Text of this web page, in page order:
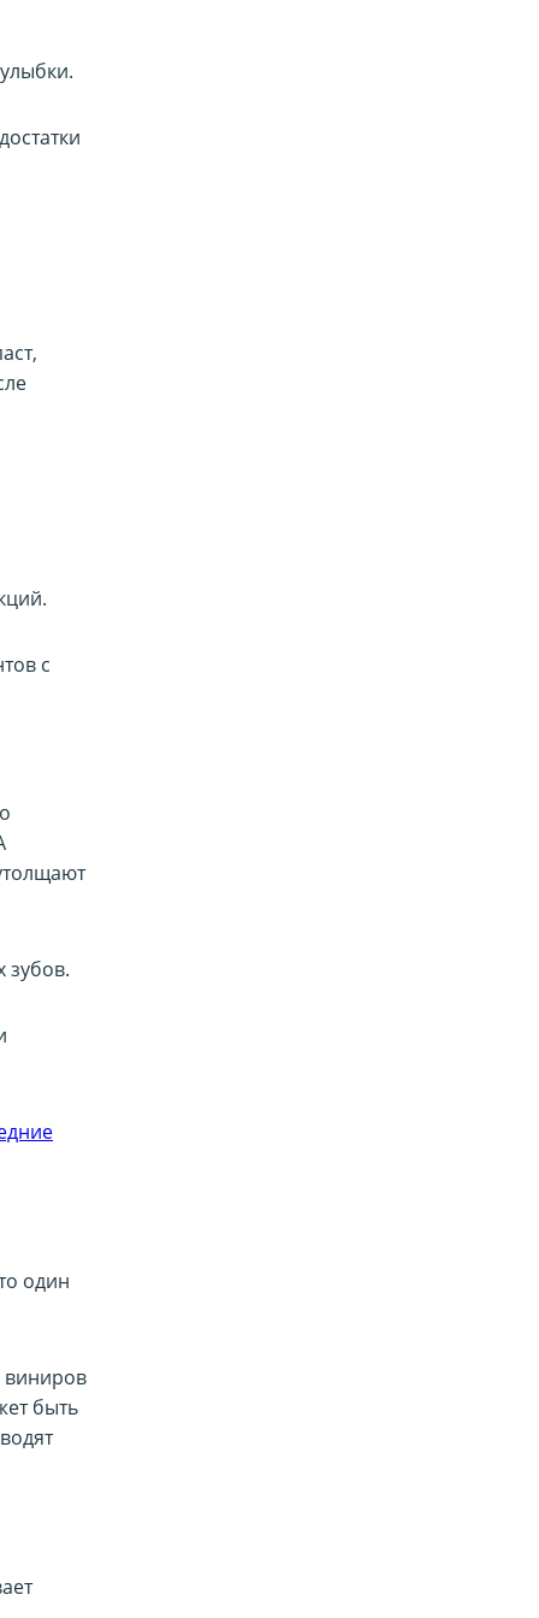
с
зубов.
один
виниров
быть